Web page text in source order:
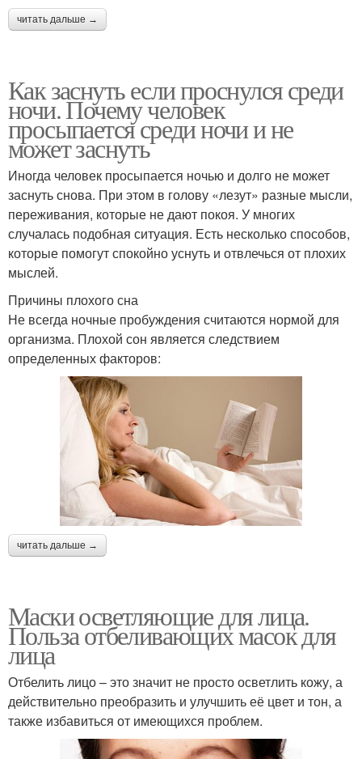
читать дальше →
Как заснуть если проснулся среди
ночи. Почему человек
просыпается среди ночи и не
может заснуть
Иногда человек просыпается ночью и долго не может
заснуть снова. При этом в голову «лезут» разные мысли,
переживания, которые не дают покоя. У многих
случалась подобная ситуация. Есть несколько способов,
которые помогут спокойно уснуть и отвлечься от плохих
мыслей.
Причины плохого сна
Не всегда ночные пробуждения считаются нормой для
организма. Плохой сон является следствием
определенных факторов:
читать дальше →
Маски осветляющие для лица.
Польза отбеливающих масок для
лица
Отбелить лицо – это значит не просто осветлить кожу, а
действительно преобразить и улучшить её цвет и тон, а
также избавиться от имеющихся проблем.